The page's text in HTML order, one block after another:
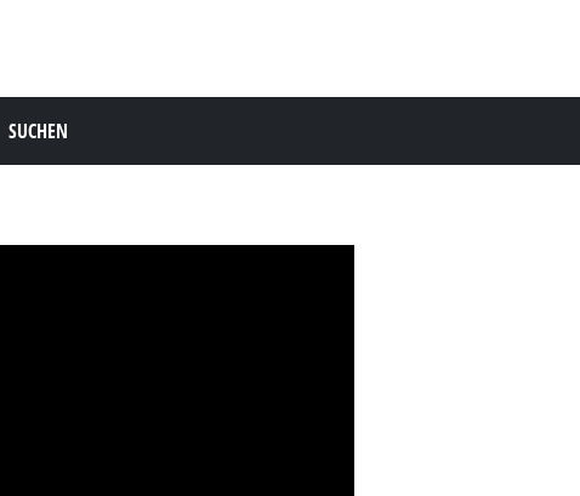
SUCHEN